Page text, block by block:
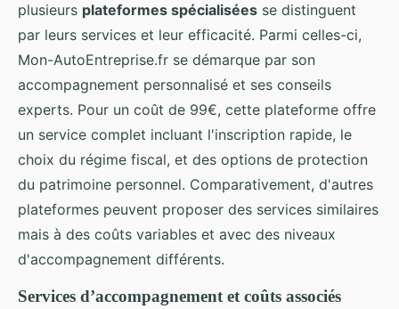
plusieurs plateformes spécialisées se distinguent
par leurs services et leur efficacité. Parmi celles-ci,
Mon-AutoEntreprise.fr se démarque par son
accompagnement personnalisé et ses conseils
experts. Pour un coût de 99€, cette plateforme offre
un service complet incluant l'inscription rapide, le
choix du régime fiscal, et des options de protection
du patrimoine personnel. Comparativement, d'autres
plateformes peuvent proposer des services similaires
mais à des coûts variables et avec des niveaux
d'accompagnement différents.
Services d’accompagnement et coûts associés